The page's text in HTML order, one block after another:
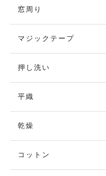
窓周り
マジックテープ
押し洗い
平織
乾燥
コットン